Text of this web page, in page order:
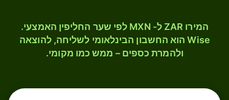
המירו ZAR ל- MXN לפי שער החליפין האמצעי.
Wise הוא החשבון הבינלאומי לשליחה, להוצאה
ולהמרת כספים – ממש כמו מקומי.